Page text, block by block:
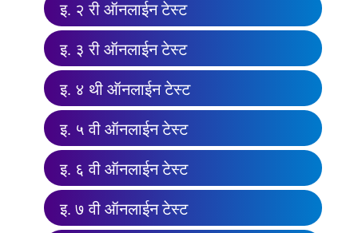
इ. २ री ऑनलाईन टेस्ट
इ. ३ री ऑनलाईन टेस्ट
इ. ४ थी ऑनलाईन टेस्ट
इ. ५ वी ऑनलाईन टेस्ट
इ. ६ वी ऑनलाईन टेस्ट
इ. ७ वी ऑनलाईन टेस्ट